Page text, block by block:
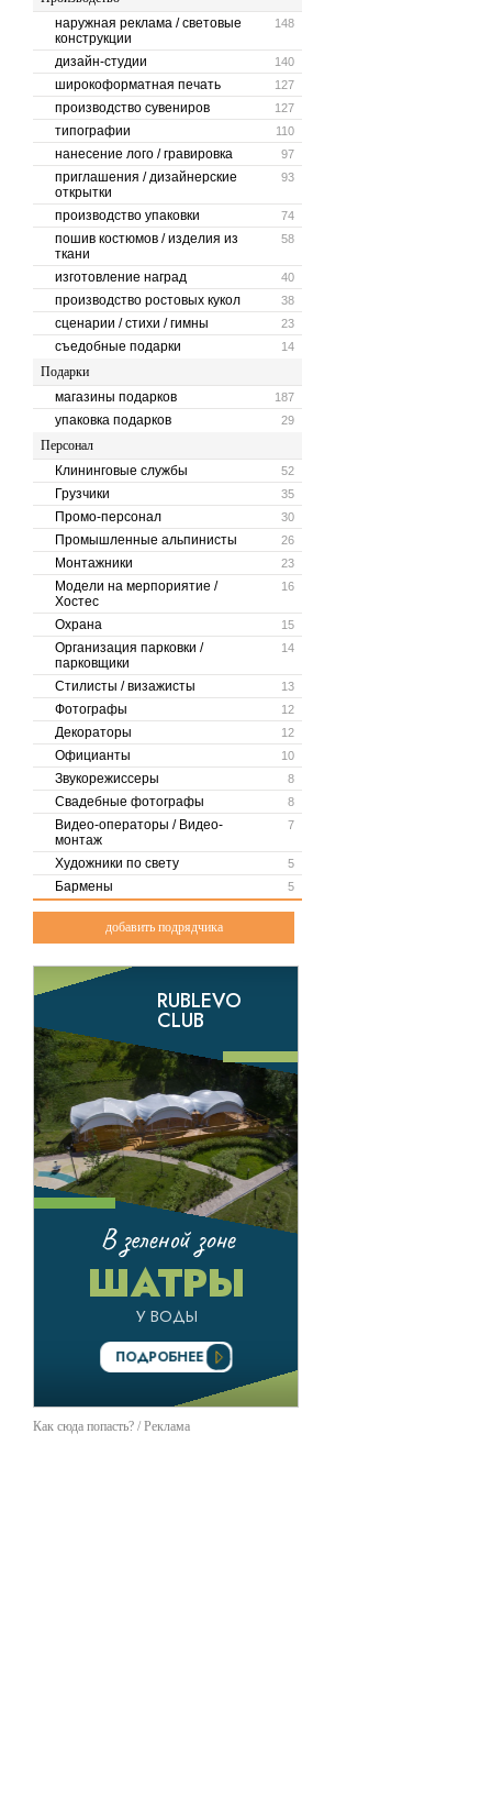
148
наружная реклама / световые
конструкции
140
дизайн-студии
127
широкоформатная печать
127
производство сувениров
110
типографии
97
нанесение лого / гравировка
93
приглашения / дизайнерские
открытки
74
производство упаковки
58
пошив костюмов / изделия из
ткани
40
изготовление наград
38
производство ростовых кукол
23
сценарии / стихи / гимны
14
съедобные подарки
Подарки
187
магазины подарков
29
упаковка подарков
Персонал
52
Клининговые службы
35
Грузчики
30
Промо-персонал
26
Промышленные альпинисты
23
Монтажники
16
Модели на мерпориятие /
Хостес
15
Охрана
14
Организация парковки /
парковщики
13
Стилисты / визажисты
12
Фотографы
12
Декораторы
10
Официанты
8
Звукорежиссеры
8
Свадебные фотографы
7
Видео-операторы / Видео-
монтаж
5
Художники по свету
5
Бармены
добавить подрядчика
Как сюда попасть? / Реклама